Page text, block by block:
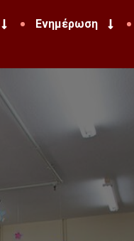
Ενημέρωση